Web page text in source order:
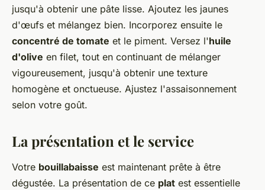
jusqu'à obtenir une pâte lisse. Ajoutez les jaunes
d'œufs et mélangez bien. Incorporez ensuite le
concentré de tomate et le piment. Versez l'huile
d'olive en filet, tout en continuant de mélanger
vigoureusement, jusqu'à obtenir une texture
homogène et onctueuse. Ajustez l'assaisonnement
selon votre goût.
La présentation et le service
Votre bouillabaisse est maintenant prête à être
dégustée. La présentation de ce plat est essentielle